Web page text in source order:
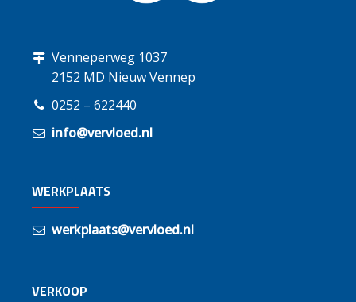
Venneperweg 1037
2152 MD Nieuw Vennep
0252 – 622440
info@vervloed.nl
WERKPLAATS
werkplaats@vervloed.nl
VERKOOP